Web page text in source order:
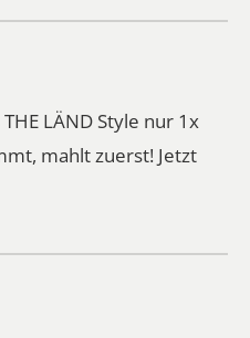
LÄND Style nur 1x
mahlt zuerst! Jetzt